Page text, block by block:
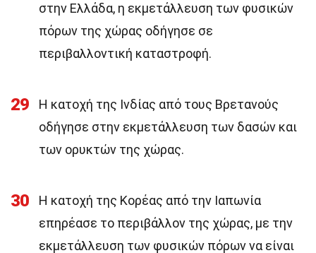
στην Ελλάδα, η εκμετάλλευση των φυσικών
πόρων της χώρας οδήγησε σε
περιβαλλοντική καταστροφή.
29
Η κατοχή της Ινδίας από τους Βρετανούς
οδήγησε στην εκμετάλλευση των δασών και
των ορυκτών της χώρας.
30
Η κατοχή της Κορέας από την Ιαπωνία
επηρέασε το περιβάλλον της χώρας, με την
εκμετάλλευση των φυσικών πόρων να είναι